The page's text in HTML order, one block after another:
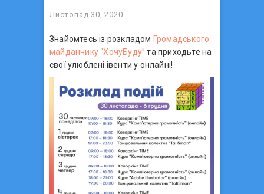
Листопад 30, 2020
Знайомтесь із розкладом Громадського
майданчику “ХочуБуду” та приходьте на
свої улюблені івенти у онлайні!